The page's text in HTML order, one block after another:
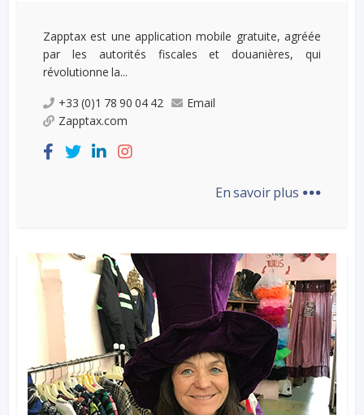
Zapptax est une application mobile gratuite, agréée
par les autorités fiscales et douanières, qui
révolutionne la...
+33 (0)1 78 90 04 42
Email
Zapptax.com
En savoir plus ...